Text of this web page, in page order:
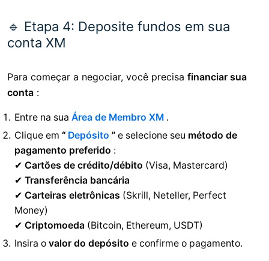
🔹 Etapa 4: Deposite fundos em sua
conta XM
Para começar a negociar, você precisa financiar sua
conta :
Entre na sua Área de Membro XM .
Clique em “ Depósito ” e selecione seu método de
pagamento preferido :
✔ Cartões de crédito/débito (Visa, Mastercard)
✔ Transferência bancária
✔ Carteiras eletrônicas (Skrill, Neteller, Perfect
Money)
✔ Criptomoeda (Bitcoin, Ethereum, USDT)
Insira o valor do depósito e confirme o pagamento.